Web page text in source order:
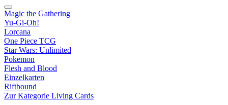
Magic the Gathering
Yu-Gi-Oh!
Lorcana
One Piece TCG
Star Wars: Unlimited
Pokemon
Flesh and Blood
Einzelkarten
Riftbound
Zur Kategorie Living Cards